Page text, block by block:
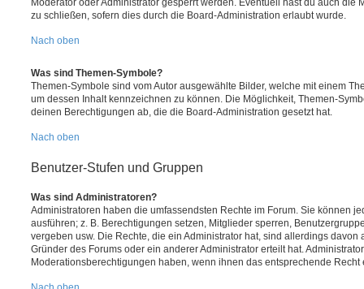
Moderator oder Administrator gesperrt werden. Eventuell hast du auch die
zu schließen, sofern dies durch die Board-Administration erlaubt wurde.
Nach oben
Was sind Themen-Symbole?
Themen-Symbole sind vom Autor ausgewählte Bilder, welche mit einem
um dessen Inhalt kennzeichnen zu können. Die Möglichkeit, Themen-
deinen Berechtigungen ab, die die Board-Administration gesetzt hat.
Nach oben
Benutzer-Stufen und Gruppen
Was sind Administratoren?
Administratoren haben die umfassendsten Rechte im Forum. Sie können
ausführen; z. B. Berechtigungen setzen, Mitglieder sperren,
vergeben usw. Die Rechte, die ein Administrator hat, sind allerdings
Gründer des Forums oder ein anderer Administrator erteilt hat.
Moderationsberechtigungen haben, wenn ihnen das entsprechende Recht